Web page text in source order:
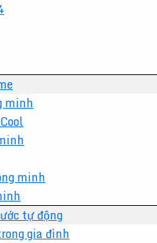
minh
minh
tự động
gia đình